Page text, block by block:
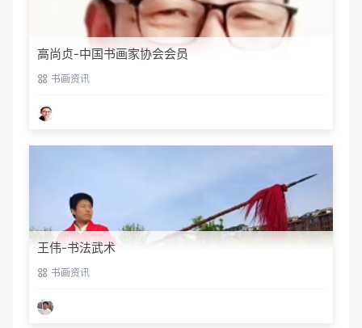
高尚贞-中国书画家协会会员
书画资讯
王伟-书法武术
书画资讯